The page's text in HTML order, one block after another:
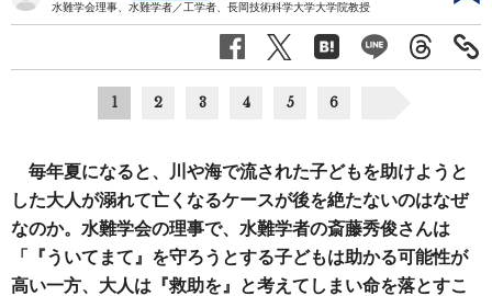
水難学会理事、水難学者／工学者、長岡技術科学大学大学院教授
1 2 3 4 5 6
毎年夏になると、川や海で流された子どもを助けようと
した大人が溺れて亡くなるケースが後を絶たないのはなぜ
なのか。水難学会の理事で、水難学者の斎藤秀俊さんは
「『ういてまて』を守ろうとする子どもは助かる可能性が
高い一方、大人は『救助を』と考えてしまい命を落とすこ